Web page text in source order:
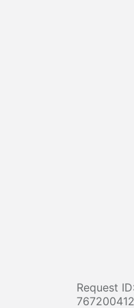
Request ID: